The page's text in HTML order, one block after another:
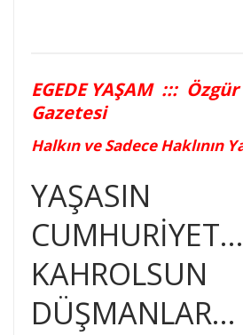
EGEDE YAŞAM :::
Gazetesi
Halkın ve Sadece Haklının
YAŞASIN
CUMHURİYET…
KAHROLSUN
DÜŞMANLAR…